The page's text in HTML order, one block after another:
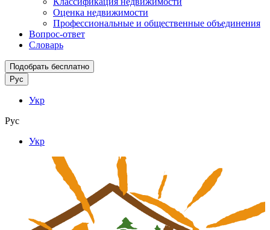
Оценка недвижимости
Профессиональные и общественные объединения
Вопрос-ответ
Словарь
Подобрать бесплатно
Рус
Укр
Рус
Укр